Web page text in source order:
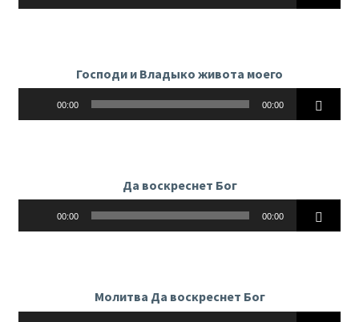
Господи и Владыко живота моего
00:00 00:00
Да воскреснет Бог
00:00 00:00
Молитва Да воскреснет Бог